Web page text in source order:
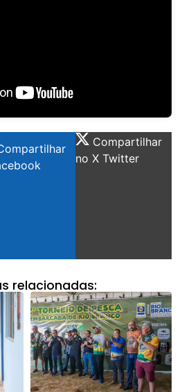
Compartilhar
no X Twitter
relacionadas: